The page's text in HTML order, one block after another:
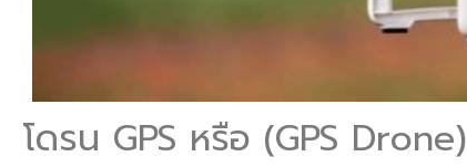
โดรน GPS หรือ (GPS Drone)